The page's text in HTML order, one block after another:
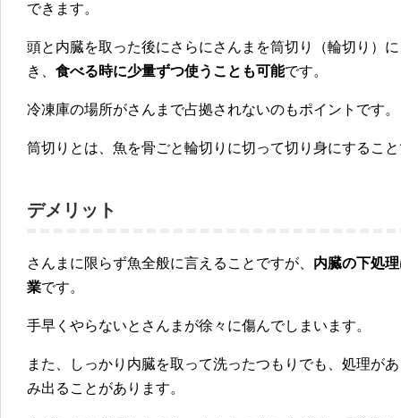
できます。
頭と内臓を取った後にさらにさんまを筒切り（輪切り）
き、 食べる時に少量ずつ使うことも可能です。
冷凍庫の場所がさんまで占拠されないのもポイントです。
筒切りとは、魚を骨ごと輪切りに切って切り身にするこ
デメリット
さんまに限らず魚全般に言えることですが、 内臓の下処
業です。
手早くやらないとさんまが徐々に傷んでしまいます。
また、しっかり内臓を取って洗ったつもりでも、 処理が
み出ることがあります。